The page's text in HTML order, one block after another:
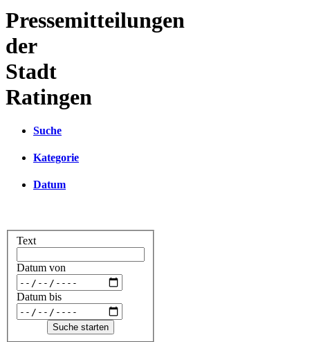
Pressemitteilungen
der
Stadt
Ratingen
Suche
Kategorie
Datum
Text
Datum von
Datum bis